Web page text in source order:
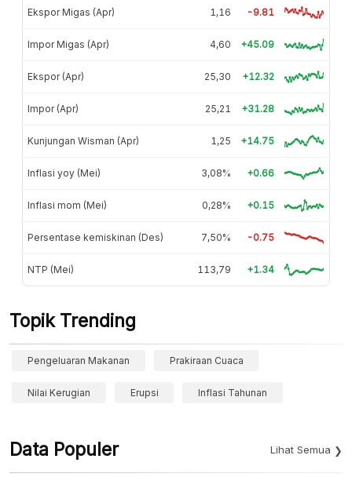
Ekspor Migas (Apr) 1,16 -9.81
Impor Migas (Apr) 4,60 +45.09
Ekspor (Apr) 25,30 +12.32
Impor (Apr) 25,21 +31.28
Kunjungan Wisman (Apr) 1,25 +14.75
Inflasi yoy (Mei) 3,08% +0.66
Inflasi mom (Mei) 0,28% +0.15
Persentase kemiskinan (Des) 7,50% -0.75
NTP (Mei) 113,79 +1.34
Topik Trending
Pengeluaran Makanan Prakiraan Cuaca
Nilai Kerugian Erupsi Inflasi Tahunan
Data Populer Lihat Semua